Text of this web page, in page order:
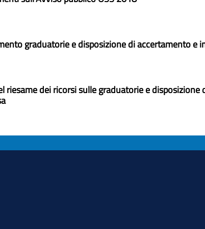
graduatorie e disposizione di accertamento e
riesame dei ricorsi sulle graduatorie e